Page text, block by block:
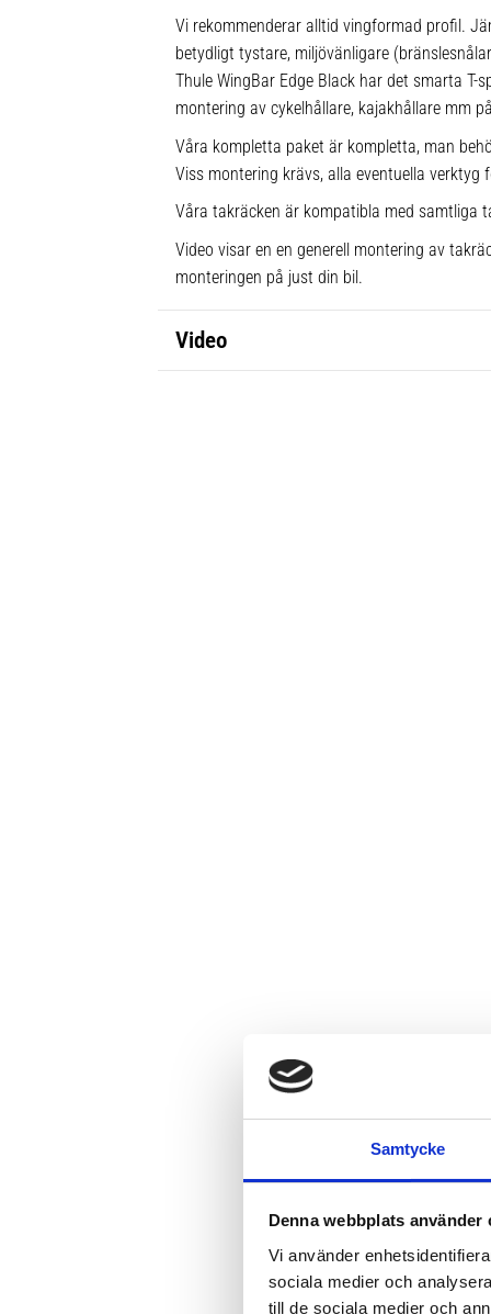
Samtycke
Denna webbplats använder
Vi använder
sociala medier och
till de sociala medier och
Vi rekommenderar alltid vingformad profil.
betydligt tystare, miljövänligare
Thule WingBar Edge Black har det smarta T-
montering av cykelhållare, kajakhållare mm
Våra kompletta paket är kompletta, man
Viss montering krävs, alla eventuella verktyg
Våra takräcken är kompatibla med samtliga
Video visar en en generell montering av
monteringen på just din bil.
Video